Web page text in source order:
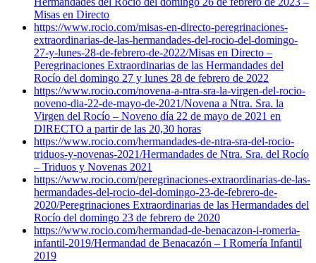
Misas en Directo
https://www.rocio.com/misas-en-directo-peregrinaciones-
extraordinarias-de-las-hermandades-del-rocio-del-domingo-
27-y-lunes-28-de-febrero-de-2022/Misas en Directo –
Peregrinaciones Extraordinarias de las Hermandades del
Rocío del domingo 27 y lunes 28 de febrero de 2022
https://www.rocio.com/novena-a-ntra-sra-la-virgen-del-rocio-
noveno-dia-22-de-mayo-de-2021/Novena a Ntra. Sra. la
Virgen del Rocío – Noveno día 22 de mayo de 2021 en
DIRECTO a partir de las 20,30 horas
https://www.rocio.com/hermandades-de-ntra-sra-del-rocio-
triduos-y-novenas-2021/Hermandades de Ntra. Sra. del Rocío
– Triduos y Novenas 2021
https://www.rocio.com/peregrinaciones-extraordinarias-de-las-
hermandades-del-rocio-del-domingo-23-de-febrero-de-
2020/Peregrinaciones Extraordinarias de las Hermandades del
Rocío del domingo 23 de febrero de 2020
https://www.rocio.com/hermandad-de-benacazon-i-romeria-
infantil-2019/Hermandad de Benacazón – I Romería Infantil
2019